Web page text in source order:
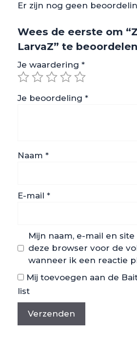
Er zijn nog geen
Wees de eerste om
LarvaZ” te beoordelen
Je waardering *
Je beoordeling *
Naam *
E-mail *
Mijn naam, e-mail en
deze browser voor de
wanneer ik een reactie
Mij toevoegen aan de
list